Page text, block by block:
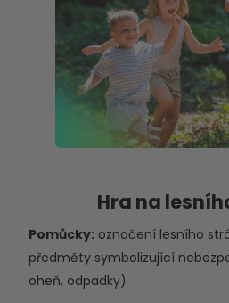
Hra na
Pomůcky: označení lesního
předměty symbolizující
oheň, odpadky)